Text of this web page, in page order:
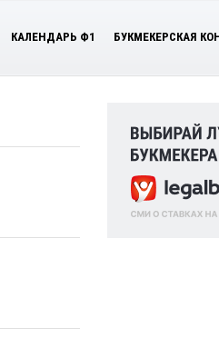
КАЛЕНДАРЬ Ф1 БУКМЕКЕРСКАЯ